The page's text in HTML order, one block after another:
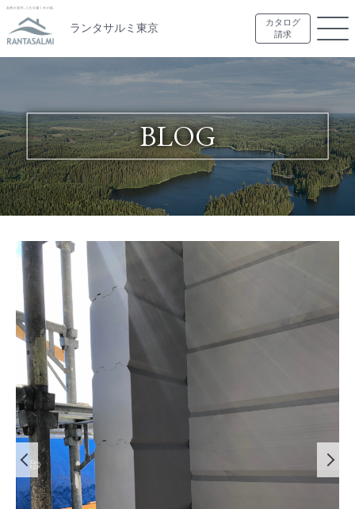
ランタサルミ東京
カタログ
請求
BLOG